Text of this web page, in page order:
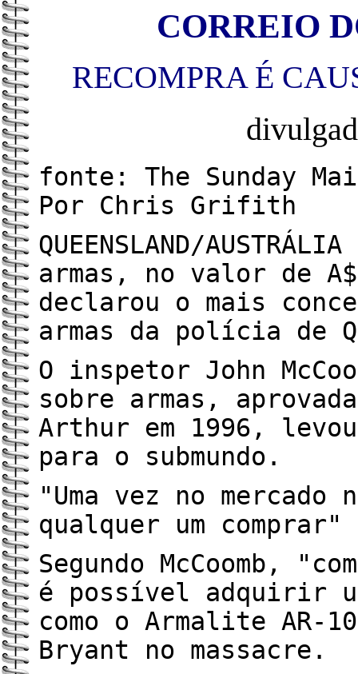
CORREIO
RECOMPRA É
fonte: The Sunday
Por Chris Grifith
QUEENSLAND/
armas, no valor de
declarou o mais
armas da polícia de
O inspetor John
sobre armas,
Arthur em 1996,
para o submundo.
"Uma vez no
qualquer um
Segundo McCoomb,
é possível adquirir
como o Armalite AR-
Bryant no massacre.